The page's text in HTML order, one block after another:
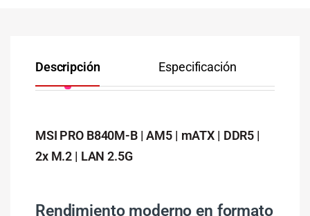
Descripción Especificación
MSI PRO B840M-B | AM5 | mATX | DDR5 |
2x M.2 | LAN 2.5G
Rendimiento moderno en formato